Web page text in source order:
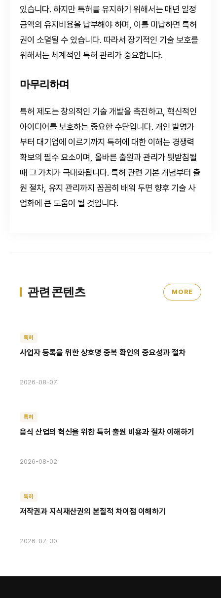
있습니다. 하지만 특허를 유지하기 위해서는 매년 일정
금액의 유지비용을 납부해야 하며, 이를 미납하면 특허
권이 소멸될 수 있습니다. 따라서 장기적인 기술 보호를
위해서는 체계적인 특허 관리가 중요합니다.
마무리하며
특허 제도는 창의적인 기술 개발을 촉진하고, 혁신적인
아이디어를 보호하는 중요한 수단입니다. 개인 발명가
부터 대기업에 이르기까지 특허에 대한 이해는 경쟁력
확보의 필수 요소이며, 올바른 출원과 관리가 뒷받침될
때 그 가치가 극대화됩니다. 특허 관련 기본 개념부터 출
원 절차, 유지 관리까지 꼼꼼히 배워 두면 향후 기술 사
업화에 큰 도움이 될 것입니다.
관련 콘텐츠 MORE
특허
사업자 등록을 위한 상호명 중복 확인의 중요성과 절차
2026-08-07
특허
음식 산업의 혁신을 위한 특허 출원 비용과 절차 이해하기
2026-08-02
특허
저작권과 지식재산권의 본질적 차이점 이해하기
2026-07-30